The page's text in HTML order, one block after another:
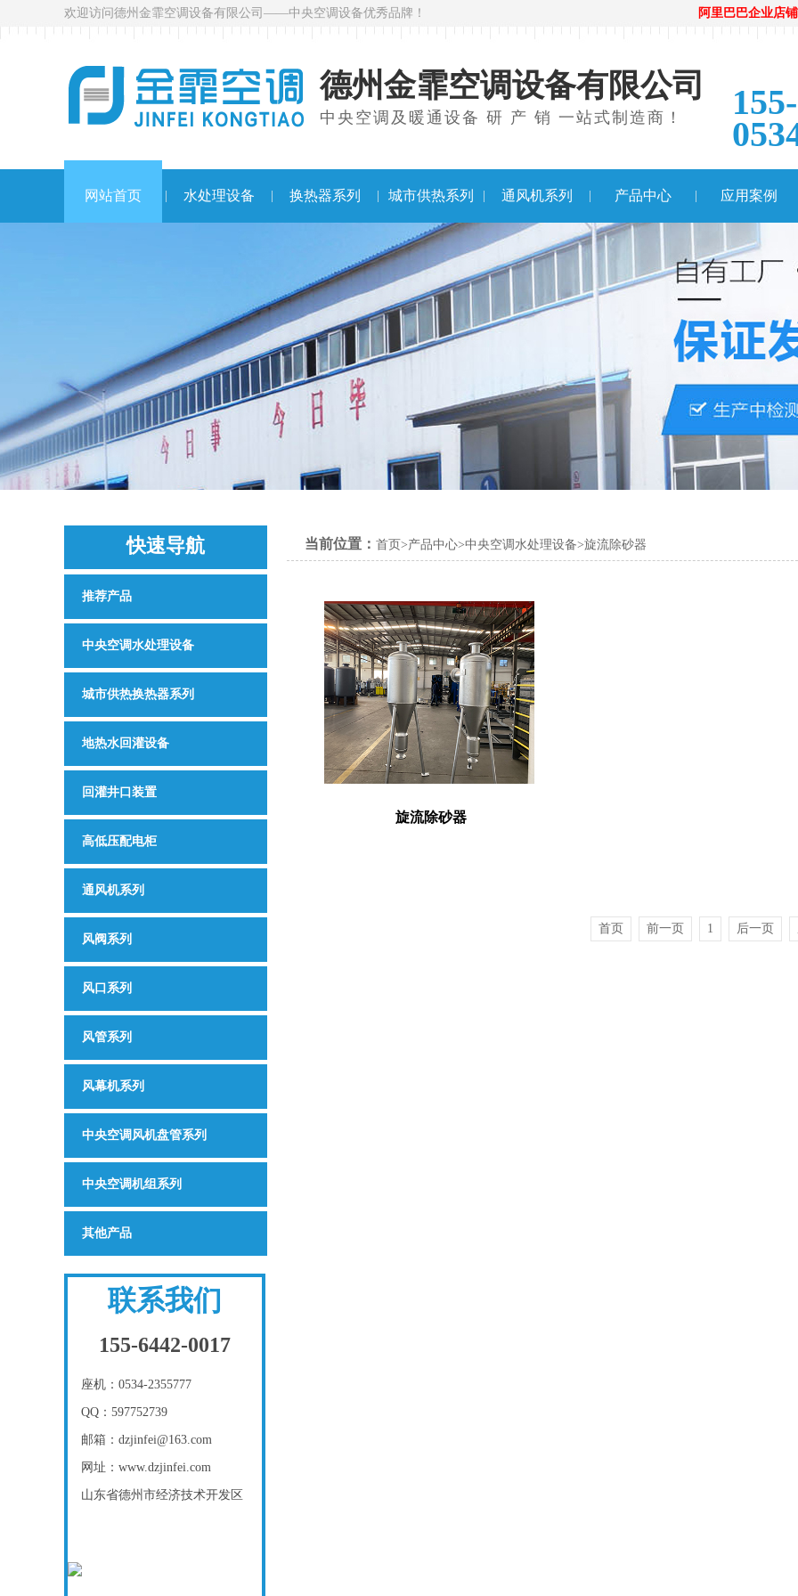
阿里巴巴企业店铺
欢迎访问德州金霏空调设备有限公司——中央空调设备优秀品牌！
德州金霏空调设备有限公司
中央空调及暖通设备 研 产 销 一站式制造商！
网站首页 水处理设备 换热器系列 城市供热系列 通风机系列 产品中心 应用案例
当前位置： 首页 >产品中心>中央空调水处理设备>旋流除砂器
旋流除砂器
首页 前一页 1 后一页
快速导航
QUICK NAVIGATION
推荐产品
中央空调水处理设备
城市供热换热器系列
地热水回灌设备
回灌井口装置
高低压配电柜
通风机系列
风阀系列
风口系列
风管系列
风幕机系列
中央空调风机盘管系列
中央空调机组系列
其他产品
联系我们
155-6442-0017
座机：0534-2355777
QQ：597752739
邮箱：dzjinfei@163.com
网址：www.dzjinfei.com
山东省德州市经济技术开发区